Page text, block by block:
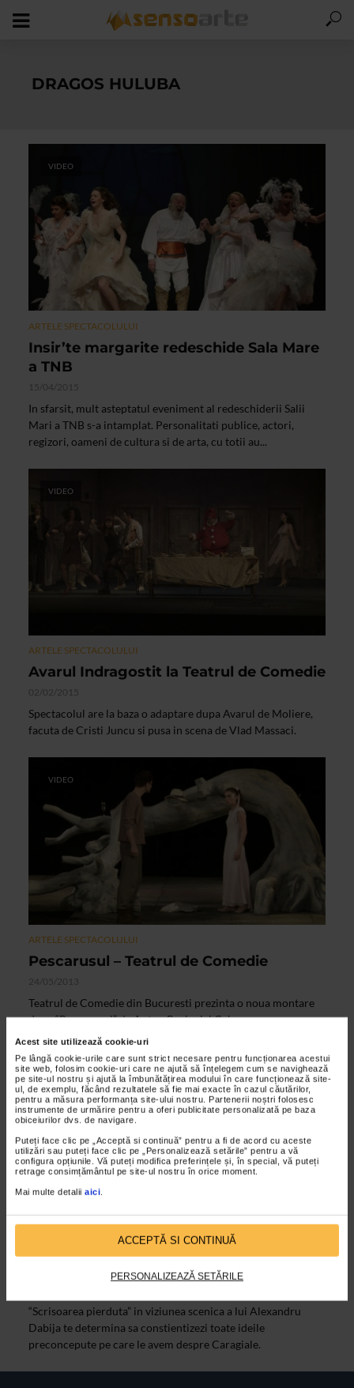
Acest site utilizează cookie-uri
Pe lângă cookie-urile care sunt strict necesare pentru funcționarea acestui
site web, folosim cookie-uri care ne ajută să înțelegem cum se navighează
pe site-ul nostru și ajută la îmbunătățirea modului în care funcționează site-
ul, de exemplu, făcând rezultatele să fie mai exacte în cazul căutărilor,
pentru a măsura performanța site-ului nostru. Partenerii noștri folosesc
instrumente de urmărire pentru a oferi publicitate personalizată pe baza
obiceiurilor dvs. de navigare.
Puteți face clic pe „Acceptă si continuă” pentru a fi de acord cu aceste
utilizări sau puteți face clic pe „Personalizează setările” pentru a vă
configura opțiunile. Vă puteți modifica preferințele și, în special, vă puteți
retrage consimțământul pe site-ul nostru în orice moment.
Mai multe detalii aici
ACCEPTĂ SI CONTINUĂ
PERSONALIZEAZĂ SETĂRILE
DRAGOS HULUBA
VIDEO
ARTELE SPECTACOLULUI
Insir’te margarite redeschide Sala Mare
a TNB
15/04/2015
In sfarsit, mult asteptatul eveniment al redeschiderii Salii
Mari a TNB s-a intamplat. Personalitati publice, actori,
regizori, oameni de cultura si de arta, cu totii au...
VIDEO
ARTELE SPECTACOLULUI
Avarul Indragostit la Teatrul de Comedie
02/02/2015
Spectacolul are la baza o adaptare dupa Avarul de Moliere,
facuta de Cristi Juncu si pusa in scena de Vlad Massaci.
VIDEO
ARTELE SPECTACOLULUI
Pescarusul – Teatrul de Comedie
24/05/2013
Teatrul de Comedie din Bucuresti prezinta o noua montare
dupa “Pescarusul” de Anton Pavlovici Cehov.
VIDEO
ALTE MATERIALE
O scrisoare pierduta – Teatrul de
“Scrisoarea pierduta” in viziunea scenica a lui Alexandru
Dabija te determina sa constientizezi toate ideile
preconcepute pe care le avem despre Caragiale.